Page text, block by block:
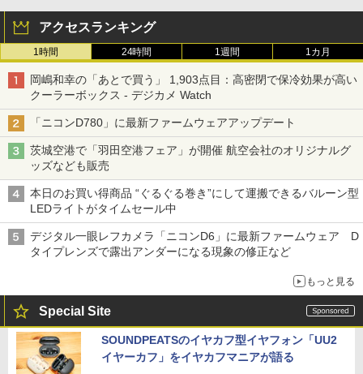
アクセスランキング
1時間 24時間 1週間 1カ月
岡嶋和幸の「あとで買う」 1,903点目：高密閉で保冷効果が高い
クーラーボックス - デジカメ Watch
「ニコンD780」に最新ファームウェアアップデート
茨城空港で「羽田空港フェア」が開催 航空会社のオリジナルグ
ッズなども販売
本日のお買い得商品 “ぐるぐる巻き”にして運搬できるバルーン型
LEDライトがタイムセール中
デジタル一眼レフカメラ「ニコンD6」に最新ファームウェア D
タイプレンズで露出アンダーになる現象の修正など
もっと見る
Special Site
SOUNDPEATSのイヤカフ型イヤフォン「UU2
イヤーカフ」をイヤカフマニアが語る